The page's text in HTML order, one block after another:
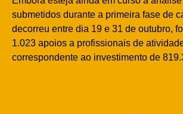
submetidos durante a primeira fase de
decorreu entre dia 19 e 31 de outubro,
1.023 apoios a profissionais de
correspondente ao investimento de